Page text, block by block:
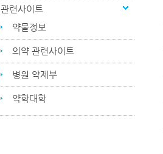
관련사이트
약물정보
의약 관련사이트
병원 약제부
약학대학